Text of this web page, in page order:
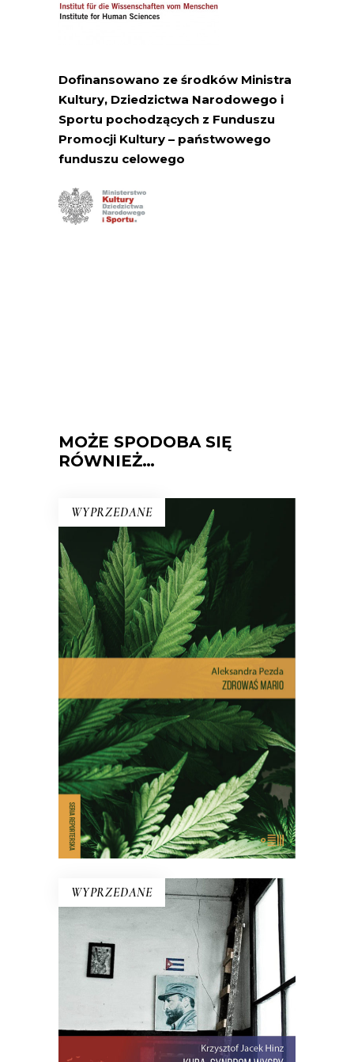
Dofinansowano ze środków Ministra
Kultury, Dziedzictwa Narodowego i
Sportu pochodzących z Funduszu
Promocji Kultury – państwowego
funduszu celowego
MOŻE SPODOBA SIĘ
RÓWNIEŻ…
WYPRZEDANE
E-BOOK DO KOSZYKA
ZDROWAŚ MARIO. REPORTAŻE
O MEDYCZNEJ MARIHUANIE
Dlatego pacjenci stają się
przestępcami? Reportaż interwencyjny
na temat, który dotyczy milionów z nas
– choć na co dzień nie zdajemy sobie z
tego sprawy.
WYPRZEDANE
KUBA. SYNDROM WYSPY
Rewolucja i dysydenci, Kubanki
walczące o podpaski i Kubańczycy,
którzy obrażają rewolucję szortami i
sandałami. Jest tu dawna świetność